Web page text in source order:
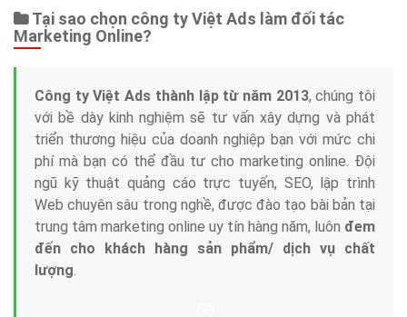
Tại sao chọn công ty Việt Ads làm đối tác
Marketing Online?
Công ty Việt Ads thành lập từ năm 2013, chúng tôi
với bề dày kinh nghiệm sẽ tư vấn xây dựng và phát
triển thương hiệu của doanh nghiệp bạn với mức chi
phí mà bạn có thể đầu tư cho marketing online. Đội
ngũ kỹ thuật quảng cáo trực tuyến, SEO, lập trình
Web chuyên sâu trong nghề, được đào tạo bài bản tại
trung tâm marketing online uy tín hàng năm, luôn đem
đến cho khách hàng sản phẩm/ dịch vụ chất
lượng.